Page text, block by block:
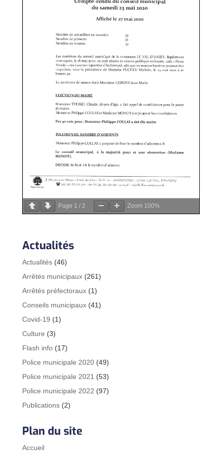
Page 1 / 2 Zoom 100%
Actualités
Actualités(46)
Arrêtés municipaux(261)
Arrêtés préfectoraux(1)
Conseils municipaux(41)
Covid-19 (1)
Culture (3)
Flash info(17)
Police municipale 2020(49)
Police municipale 2021 (53)
Police municipale 2022 (97)
Publications(2)
Plan du site
Accueil